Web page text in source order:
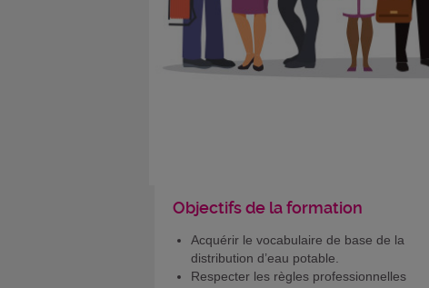
Objectifs de la formation
Acquérir le vocabulaire de base de la
distribution d’eau potable.
Respecter les règles professionnelles